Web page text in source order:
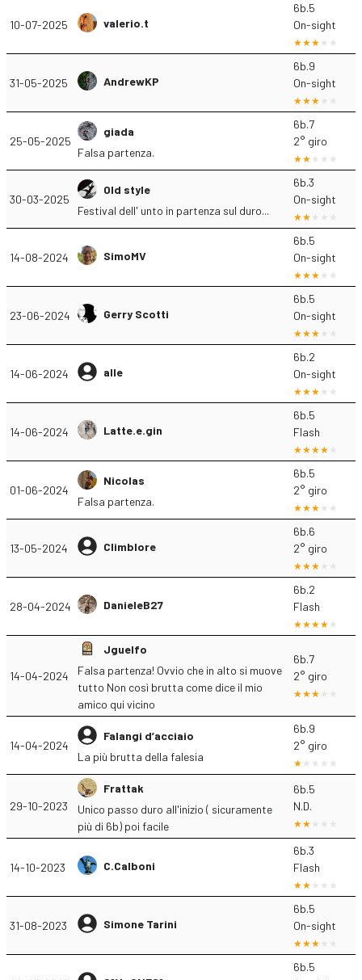
10-07-2025 valerio.t
6b.5
On-sight
31-05-2025 AndrewKP
6b.9
On-sight
25-05-2025
giada
Falsa partenza.
6b.7
2° giro
30-03-2025
Old style
Festival dell' unto in partenza sul duro...
6b.3
On-sight
14-08-2024 SimoMV
6b.5
On-sight
23-06-2024 Gerry Scotti
6b.5
On-sight
14-06-2024 alle
6b.2
On-sight
14-06-2024 Latte.e.gin
6b.5
Flash
01-06-2024
Nicolas
Falsa partenza.
6b.5
2° giro
13-05-2024 Climblore
6b.6
2° giro
28-04-2024 DanieleB27
6b.2
Flash
14-04-2024
Jguelfo
Falsa partenza! Ovvio che in alto si muove
tutto Non così brutta come dice il mio
amico qui vicino
6b.7
2° giro
14-04-2024
Falangi d’acciaio
La più brutta della falesia
6b.9
2° giro
29-10-2023
Frattak
Unico passo duro all'inizio ( sicuramente
più di 6b) poi facile
6b.5
N.D.
14-10-2023 C.Calboni
6b.3
Flash
31-08-2023 Simone Tarini
6b.5
On-sight
6b.5